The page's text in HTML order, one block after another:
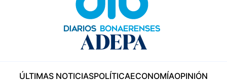
ÚLTIMAS NOTICIASPOLÍTICAECONOMÍAOPINIÓN